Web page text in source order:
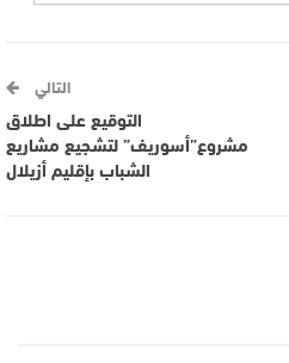
التالي
التوقيع على اطلاق
مشروع”أسوريف” لتشجيع مشاريع
الشباب بإقليم أزيلال